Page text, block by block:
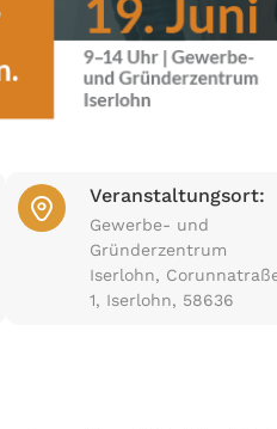
Veranstaltungsort:
Gewerbe- und
Gründerzentrum
Iserlohn,
1, Iserlohn, 58636